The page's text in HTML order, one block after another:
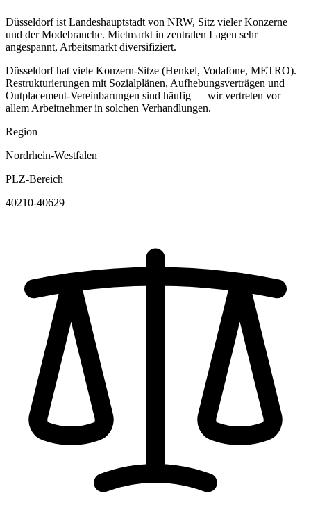
Düsseldorf ist Landeshauptstadt von NRW, Sitz vieler Konzerne
und der Modebranche. Mietmarkt in zentralen Lagen sehr
angespannt, Arbeitsmarkt diversifiziert.
Düsseldorf hat viele Konzern-Sitze (Henkel, Vodafone, METRO).
Restrukturierungen mit Sozialplänen, Aufhebungsverträgen und
Outplacement-Vereinbarungen sind häufig — wir vertreten vor
allem Arbeitnehmer in solchen Verhandlungen.
Region
Nordrhein-Westfalen
PLZ-Bereich
40210-40629